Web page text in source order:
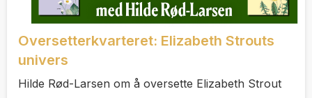
Oversetterkvarteret: Elizabeth Strouts
univers
Hilde Rød-Larsen om å oversette Elizabeth Strout